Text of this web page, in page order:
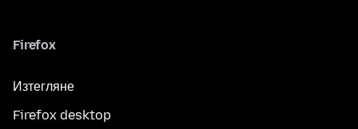
Firefox
Изтегляне
Firefox desktop